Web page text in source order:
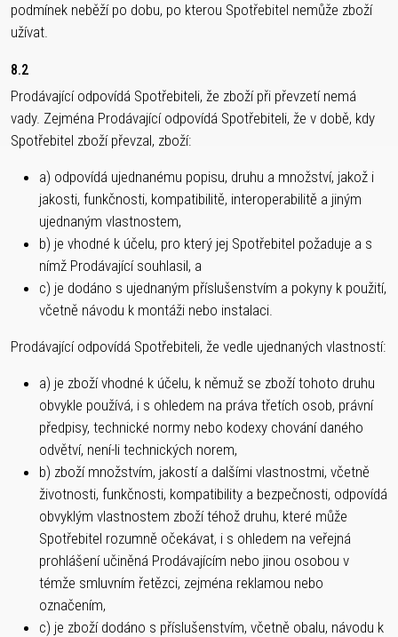
podmínek neběží po dobu, po kterou Spotřebitel nemůže zboží
užívat.
8.2
Prodávající odpovídá Spotřebiteli, že zboží při převzetí nemá
vady. Zejména Prodávající odpovídá Spotřebiteli, že v době, kdy
Spotřebitel zboží převzal, zboží:
a) odpovídá ujednanému popisu, druhu a množství, jakož i
jakosti, funkčnosti, kompatibilitě, interoperabilitě a jiným
ujednaným vlastnostem,
b) je vhodné k účelu, pro který jej Spotřebitel požaduje a s
nímž Prodávající souhlasil, a
c) je dodáno s ujednaným příslušenstvím a pokyny k použití,
včetně návodu k montáži nebo instalaci.
Prodávající odpovídá Spotřebiteli, že vedle ujednaných vlastností:
a) je zboží vhodné k účelu, k němuž se zboží tohoto druhu
obvykle používá, i s ohledem na práva třetích osob, právní
předpisy, technické normy nebo kodexy chování daného
odvětví, není-li technických norem,
b) zboží množstvím, jakostí a dalšími vlastnostmi, včetně
životnosti, funkčnosti, kompatibility a bezpečnosti, odpovídá
obvyklým vlastnostem zboží téhož druhu, které může
Spotřebitel rozumně očekávat, i s ohledem na veřejná
prohlášení učiněná Prodávajícím nebo jinou osobou v
témže smluvním řetězci, zejména reklamou nebo
označením,
c) je zboží dodáno s příslušenstvím, včetně obalu, návodu k